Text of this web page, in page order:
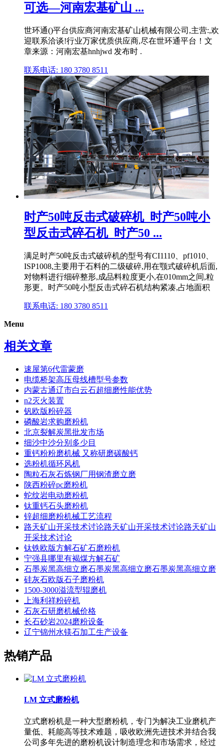
可选—河南宏基矿山 ...
世环通()平台供应商河南宏基矿山机械有限公司,主营:,欢
迎联系洽谈!行业万家优质供应商,尽在世环通平台！文
章来源：河南宏基hnhjwd 发布时 .
联系电话: 180 3780 8511
时产50吨反击式破碎机_时产50吨小
型反击式碎石机_时产50 ...
满足时产50吨反击式破碎机的型号有CI1110、pf1010、
ISP1008,主要用于石料的二级破碎,用在颚式破碎机后面,
对物料进行细碎整形,成品料粒度更小,在010mm之间,粒
形更。时产50吨小型反击式碎石机结构紧凑,占地面积
联系电话: 180 3780 8511
Menu
相关文章
速屋第6代雷蒙磨
电缆桥架高压母线槽型号参数
内蒙古通辽市白云石超细磨性能优势
n2灭火装置
钒欧版粉碎器
磷酸岩求购磨粉机
北京裂解炭黑批发市场
细沙中沙分别多少目
重钙粉粉磨机械 又称研磨碳酸钙
选粉机循环风机
陶粒石灰石炼钢厂用钢渣磨立磨
陕西粉碎pc磨粉机
蛇纹岩电动磨粉机
钛重钙石头磨粉机
锌超细磨粉机械工艺流程
路天矿山开采技术讨论路天矿山开采技术讨论路天矿山
开采技术讨论
钛铁欧版方解石矿石磨粉机
宁强县哪里有褐煤方解石矿
石墨炭黑高细立磨石墨炭黑高细立磨石墨炭黑高细立磨
硅灰石欧版石子磨粉机
1500-3000溢流型辊磨机
上海利祥粉碎机
石灰石研磨机械价格
长石砂岩2024磨粉设备
辽宁锦州水镁石加工生产设备
热销产品
LM 立式磨粉机
立式磨粉机是一种大型磨粉机，专门为解决工业磨机产
量低、耗能高等技术难题，吸收欧洲先进技术并结合我
公司多年先进的磨粉机设计制造理念和市场需求，经过